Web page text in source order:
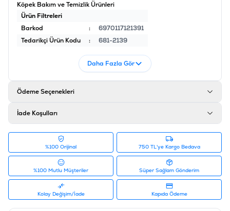
Köpek Bakım ve Temizlik Ürünleri
Ürün Filtreleri
Barkod
:
6970117121391
Tedarikçi Ürün Kodu
: 681-2139
Daha Fazla Gör
Ödeme Seçenekleri
İade Koşulları
%100 Orijinal 750 TL'ye Kargo Bedava
%100 Mutlu Müşteriler Süper Sağlam Gönderim
Kolay Değişim/İade Kapıda Ödeme